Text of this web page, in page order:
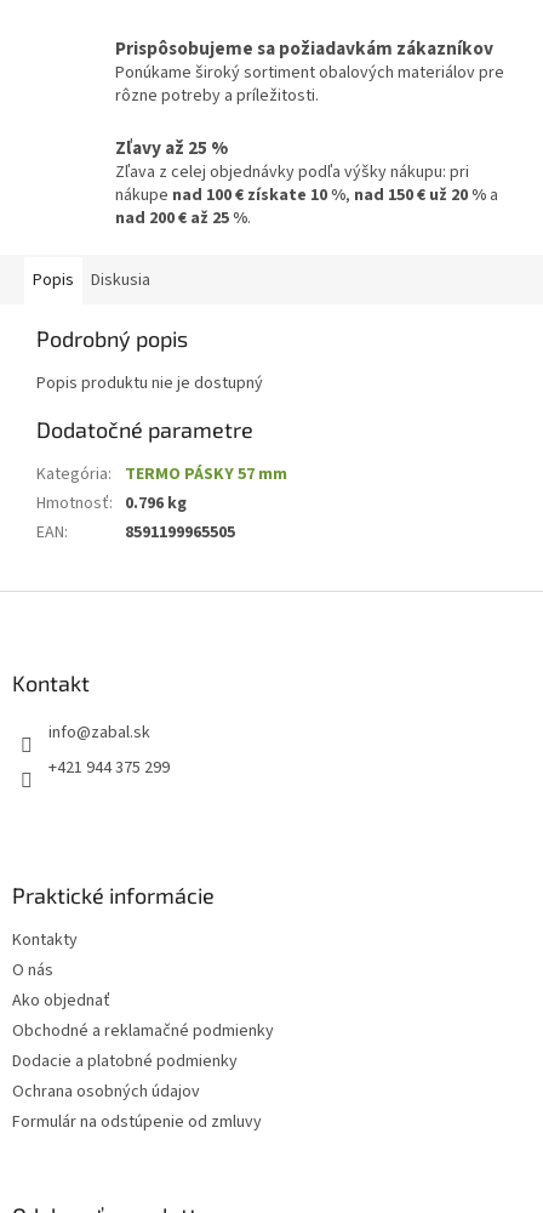
Prispôsobujeme sa požiadavkám zákazníkov
Ponúkame široký sortiment obalových materiálov pre
rôzne potreby a príležitosti.
Zľavy až 25 %
Zľava z celej objednávky podľa výšky nákupu: pri
nákupe nad 100 € získate 10 %, nad 150 € už 20 % a
nad 200 € až 25 %.
Popis Diskusia
Podrobný popis
Popis produktu nie je dostupný
Dodatočné parametre
Kategória:
TERMO PÁSKY 57 mm
Hmotnosť: 0.796 kg
EAN: 8591199965505
Kontakt
info@zabal.sk
+421 944 375 299
Praktické informácie
Kontakty
O nás
Ako objednať
Obchodné a reklamačné podmienky
Dodacie a platobné podmienky
Ochrana osobných údajov
Formulár na odstúpenie od zmluvy